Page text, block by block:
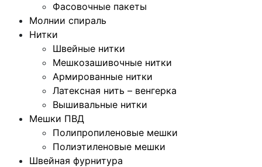
Фасовочные пакеты
Молнии спираль
Нитки
Швейные нитки
Мешкозашивочные нитки
Армированные нитки
Латексная нить – венгерка
Вышивальные нитки
Мешки ПВД
Полипропиленовые мешки
Полиэтиленовые мешки
Швейная фурнитура